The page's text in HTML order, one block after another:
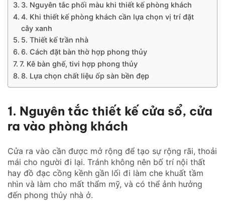
3. Nguyên tắc phối màu khi thiết kế phòng khách
4. Khi thiết kế phòng khách cần lựa chọn vị trí đặt
cây xanh
5. Thiết kế trần nhà
6. Cách đặt bàn thờ hợp phong thủy
7. Kê bàn ghế, tivi hợp phong thủy
8. Lựa chọn chất liệu ốp sàn bền đẹp
1. Nguyên tắc thiết kế cửa sổ, cửa
ra vào phòng khách
Cửa ra vào cần được mở rộng để tạo sự rộng rãi, thoải
mái cho người đi lại. Tránh không nên bố trí nội thất
hay đồ đạc cồng kềnh gần lối đi làm che khuất tầm
nhìn và làm cho mất thẩm mỹ, và có thể ảnh hưởng
đến phong thủy nhà ở.